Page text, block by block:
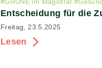
Entscheidung für die
Freitag, 23.5.2025
Lesen